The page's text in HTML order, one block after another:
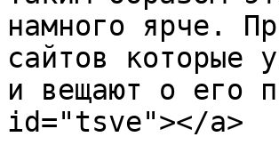
намного ярче.
сайтов которые
и вещают о его
id="tsve"></a>